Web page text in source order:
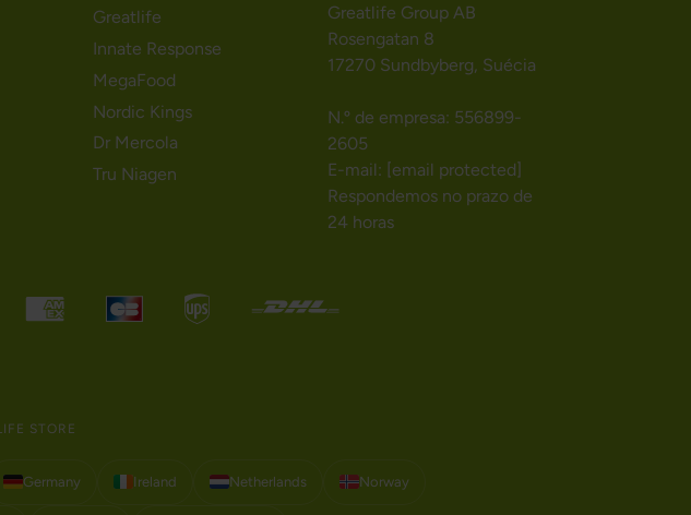
Greatlife
Innate Response
MegaFood
Nordic Kings
Dr Mercola
Tru Niagen
Greatlife Group AB
Rosengatan 8
17270 Sundbyberg, Suécia
N.º de empresa: 556899-
2605
E-mail: [email protected]
Respondemos no prazo de
24 horas
STORE
Germany Ireland Netherlands Norway